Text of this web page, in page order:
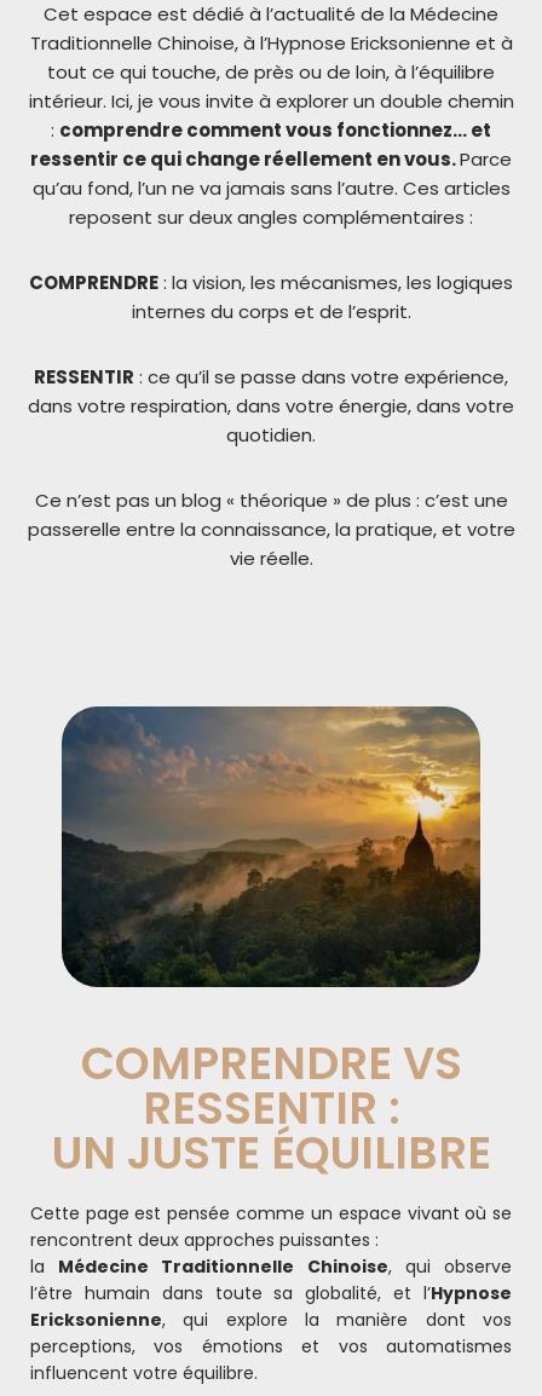
Cet espace est dédié à l’actualité de la Médecine
Traditionnelle Chinoise, à l’Hypnose Ericksonienne et à
tout ce qui touche, de près ou de loin, à l’équilibre
intérieur. Ici, je vous invite à explorer un double chemin
: comprendre comment vous fonctionnez… et
ressentir ce qui change réellement en vous.Parce
qu’au fond, l’un ne va jamais sans l’autre. Ces articles
reposent sur deux angles complémentaires :
COMPRENDRE: la vision, les mécanismes, les logiques
internes du corps et de l’esprit.
RESSENTIR : ce qu’il se passe dans votre expérience,
dans votre respiration, dans votre énergie, dans votre
quotidien.
Ce n’est pas un blog « théorique » de plus : c’est une
passerelle entre la connaissance, la pratique, et votre
vie réelle.
COMPRENDRE VS
RESSENTIR :
UN JUSTE ÉQUILIBRE
Cette page est pensée comme un espace vivant où se
rencontrent deux approches puissantes :
la Médecine Traditionnelle Chinoise, qui observe
l’être humain dans toute sa globalité, et l’Hypnose
Ericksonienne, qui explore la manière dont vos
perceptions, vos émotions et vos automatismes
influencent votre équilibre.